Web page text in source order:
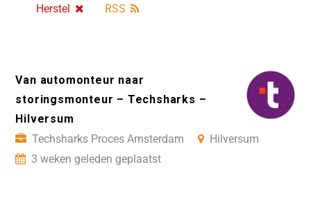
Herstel
RSS
Van automonteur naar
storingsmonteur – Techsharks –
Hilversum
Techsharks Proces Amsterdam
Hilversum
3 weken geleden geplaatst